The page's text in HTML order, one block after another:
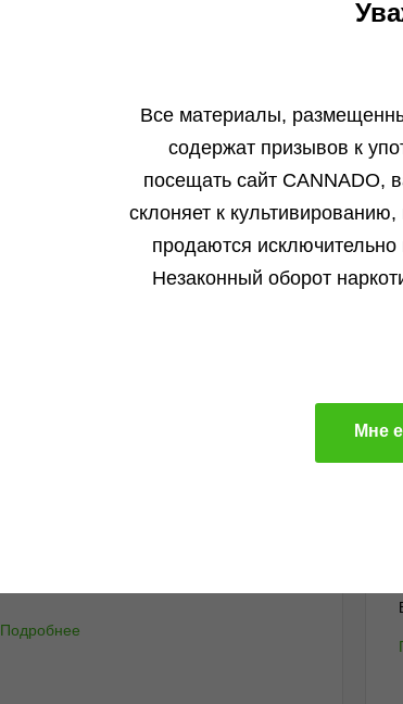
Подробнее 22 %
750-1000
нет на складе
3 780 ₽
нет на складе
В
Подробнее
Все материалы,
содержат призывов к
посещать сайт CANNADO,
склоняет к
продаются
Незаконный оборот
Мне